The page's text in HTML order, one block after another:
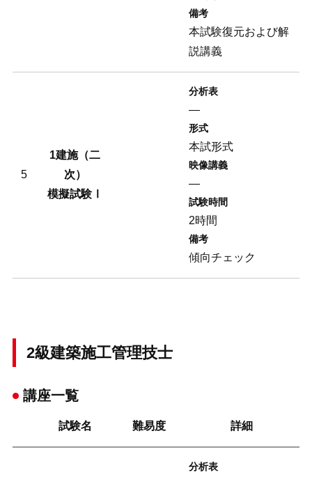
備考
本試験復元および解
説講義
5
1建施（二
次）
模擬試験Ⅰ
分析表
―
形式
本試形式
映像講義
―
試験時間
2時間
備考
傾向チェック
2級建築施工管理技士
講座一覧
試験名 難易度 詳細
分析表